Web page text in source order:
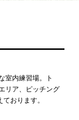
室内練習場。ト
リア、ピッチング
おります。